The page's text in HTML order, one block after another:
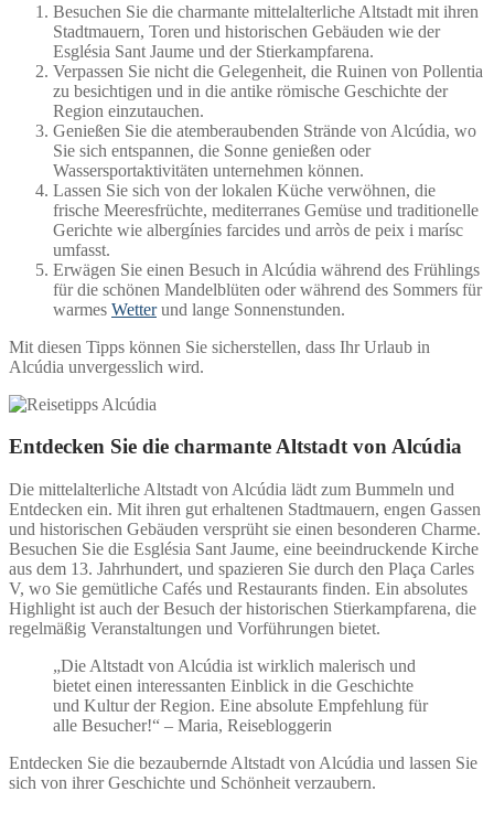
Besuchen Sie die charmante mittelalterliche Altstadt mit ihren
Stadtmauern, Toren und historischen Gebäuden wie der
Església Sant Jaume und der Stierkampfarena.
Verpassen Sie nicht die Gelegenheit, die Ruinen von Pollentia
zu besichtigen und in die antike römische Geschichte der
Region einzutauchen.
Genießen Sie die atemberaubenden Strände von Alcúdia, wo
Sie sich entspannen, die Sonne genießen oder
Wassersportaktivitäten unternehmen können.
Lassen Sie sich von der lokalen Küche verwöhnen, die
frische Meeresfrüchte, mediterranes Gemüse und traditionelle
Gerichte wie albergínies farcides und arròs de peix i marísc
umfasst.
Erwägen Sie einen Besuch in Alcúdia während des Frühlings
für die schönen Mandelblüten oder während des Sommers für
warmes Wetterund lange Sonnenstunden.
Mit diesen Tipps können Sie sicherstellen, dass Ihr Urlaub in
Alcúdia unvergesslich wird.
Entdecken Sie die charmante Altstadt von Alcúdia
Die mittelalterliche Altstadt von Alcúdia lädt zum Bummeln und
Entdecken ein. Mit ihren gut erhaltenen Stadtmauern, engen Gassen
und historischen Gebäuden versprüht sie einen besonderen Charme.
Besuchen Sie die Església Sant Jaume, eine beeindruckende Kirche
aus dem 13. Jahrhundert, und spazieren Sie durch den Plaça Carles
V, wo Sie gemütliche Cafés und Restaurants finden. Ein absolutes
Highlight ist auch der Besuch der historischen Stierkampfarena, die
regelmäßig Veranstaltungen und Vorführungen bietet.
„Die Altstadt von Alcúdia ist wirklich malerisch und
bietet einen interessanten Einblick in die Geschichte
und Kultur der Region. Eine absolute Empfehlung für
alle Besucher!“ – Maria, Reisebloggerin
Entdecken Sie die bezaubernde Altstadt von Alcúdia und lassen Sie
sich von ihrer Geschichte und Schönheit verzaubern.